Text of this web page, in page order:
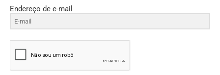
Endereço de e-mail